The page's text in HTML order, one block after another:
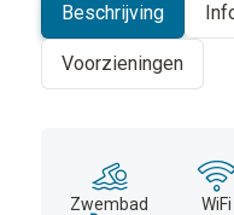
Beschrijving
Voorzieningen
Zwembad WiFi